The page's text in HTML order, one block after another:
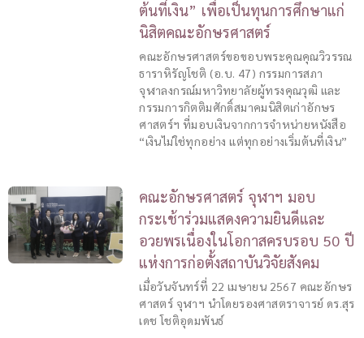
ต้นที่เงิน” เพื่อเป็นทุนการศึกษาแก่
นิสิตคณะอักษรศาสตร์
คณะอักษรศาสตร์ขอขอบพระคุณคุณวิวรรณ
ธาราหิรัญโชติ (อ.บ. 47) กรรมการสภา
จุฬาลงกรณ์มหาวิทยาลัยผู้ทรงคุณวุฒิ และ
กรรมการกิตติมศักดิ์สมาคมนิสิตเก่าอักษร
ศาสตร์ฯ ที่มอบเงินจากการจำหน่ายหนังสือ
“เงินไม่ใช่ทุกอย่าง แต่ทุกอย่างเริ่มต้นที่เงิน”
คณะอักษรศาสตร์ จุฬาฯ มอบ
กระเช้าร่วมแสดงความยินดีและ
อวยพรเนื่องในโอกาสครบรอบ 50 ปี
แห่งการก่อตั้งสถาบันวิจัยสังคม
เมื่อวันจันทร์ที่ 22 เมษายน 2567 คณะอักษร
ศาสตร์ จุฬาฯ นำโดยรองศาสตราจารย์ ดร.สุร
เดช โชติอุดมพันธ์